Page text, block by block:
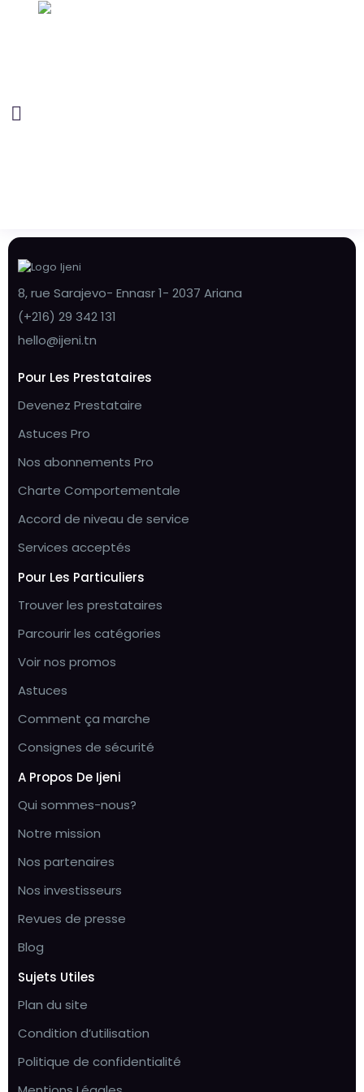
8, rue Sarajevo- Ennasr 1- 2037 Ariana
(+216) 29 342 131
hello@ijeni.tn
Pour Les Prestataires
Devenez Prestataire
Astuces Pro
Nos abonnements Pro
Charte Comportementale
Accord de niveau de service
Services acceptés
Pour Les Particuliers
Trouver les prestataires
Parcourir les catégories
Voir nos promos
Astuces
Comment ça marche
Consignes de sécurité
A Propos De Ijeni
Qui sommes-nous?
Notre mission
Nos partenaires
Nos investisseurs
Revues de presse
Blog
Sujets Utiles
Plan du site
Condition d’utilisation
Politique de confidentialité